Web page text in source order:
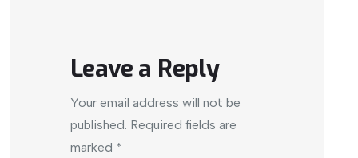
Leave a Reply
Your email address will not be
published. Required fields are
marked *